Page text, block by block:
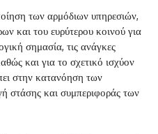
των αρμόδιων υπηρεσιών,
και του ευρύτερου κοινού για
σημασία, τις ανάγκες
και για το σχετικό ισχύον
στην κατανόηση των
στάσης και συμπεριφοράς των